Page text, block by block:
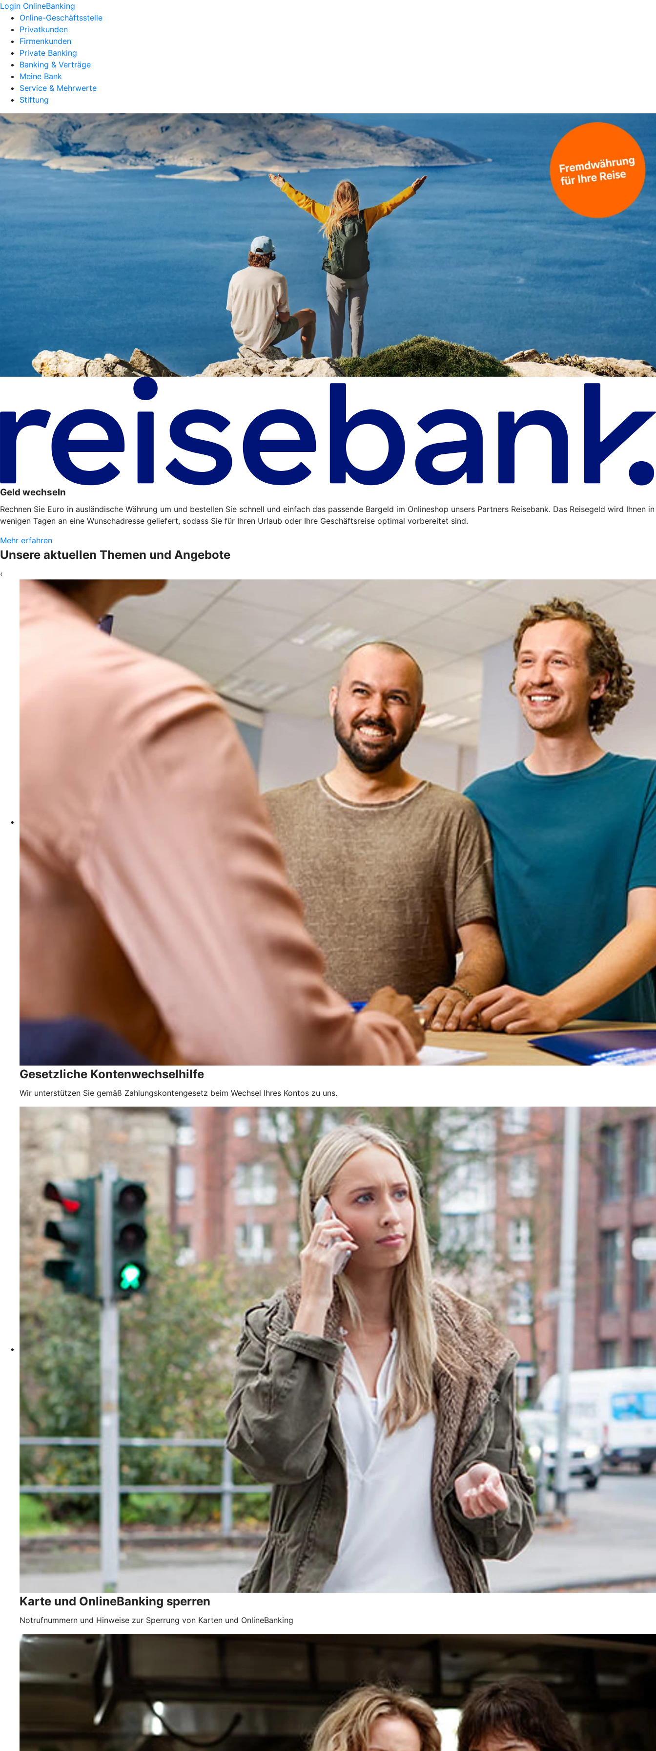
Login OnlineBanking
Online-Geschäftsstelle
Privatkunden
Firmenkunden
Private Banking
Banking & Verträge
Meine Bank
Service & Mehrwerte
Stiftung
Geld wechseln
Rechnen Sie Euro in ausländische Währung um und bestellen Sie schnell und einfach das passende Bargeld im Onlineshop unsers Partners Reisebank. Das Reisegeld wird Ihnen in
wenigen Tagen an eine Wunschadresse geliefert, sodass Sie für Ihren Urlaub oder Ihre Geschäftsreise optimal vorbereitet sind.
Mehr erfahren
Unsere aktuellen Themen und Angebote
‹
Gesetzliche Kontenwechselhilfe
Wir unterstützen Sie gemäß Zahlungskontengesetz beim Wechsel Ihres Kontos zu uns.
Karte und OnlineBanking sperren
Notrufnummern und Hinweise zur Sperrung von Karten und OnlineBanking